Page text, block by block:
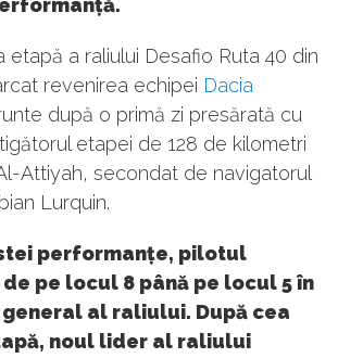
etapă a raliului Desafio Ruta 40 din
revenirea echipei Dacia
după o primă zi presărată cu
etapei de 128 de kilometri
Attiyah, secondat de navigatorul
Lurquin.
performanțe, pilotul
pe locul 8 până pe locul 5 în
al raliului. După cea
noul lider al raliului